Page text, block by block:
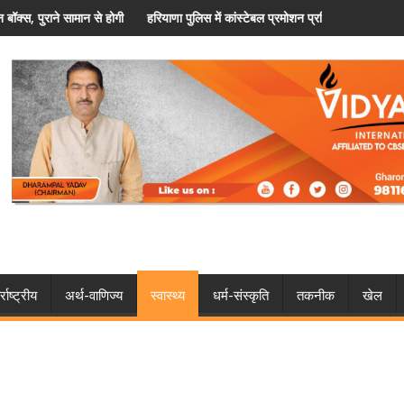
मददपुलिस में कांस्टेबल प्रमोशन प्रक्रिया शुरू, विशेष कोटे से मिलेगा मौका फरीदाबाद के
अर्थ-वाणिज्य स्वास्थ्य धर्म-संस्कृति तकनीक खेल